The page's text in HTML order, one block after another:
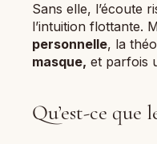
Sans elle, l’écoute
l’intuition flottante.
personnelle, la
masque, et parfois
Qu’est-ce